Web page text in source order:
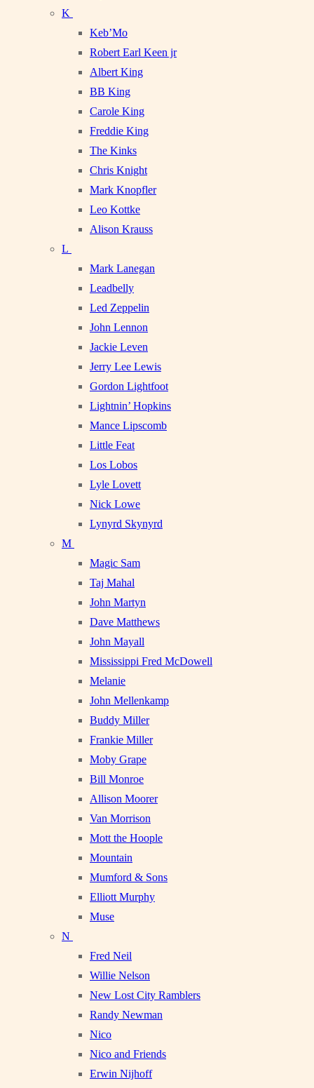
K
Keb’Mo
Robert Earl Keen jr
Albert King
BB King
Carole King
Freddie King
The Kinks
Chris Knight
Mark Knopfler
Leo Kottke
Alison Krauss
L
Mark Lanegan
Leadbelly
Led Zeppelin
John Lennon
Jackie Leven
Jerry Lee Lewis
Gordon Lightfoot
Lightnin’ Hopkins
Mance Lipscomb
Little Feat
Los Lobos
Lyle Lovett
Nick Lowe
Lynyrd Skynyrd
M
Magic Sam
Taj Mahal
John Martyn
Dave Matthews
John Mayall
Mississippi Fred McDowell
Melanie
John Mellenkamp
Buddy Miller
Frankie Miller
Moby Grape
Bill Monroe
Allison Moorer
Van Morrison
Mott the Hoople
Mountain
Mumford & Sons
Elliott Murphy
Muse
N
Fred Neil
Willie Nelson
New Lost City Ramblers
Randy Newman
Nico
Nico and Friends
Erwin Nijhoff